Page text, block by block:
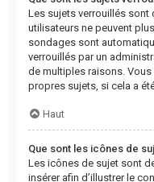
Les sujets verrouillés
utilisateurs ne peuvent
sondages sont
verrouillés par un
de multiples raisons.
propres sujets, si cela a
Haut
Que sont les icônes de
Les icônes de sujet sont
insérer afin d’illustrer le